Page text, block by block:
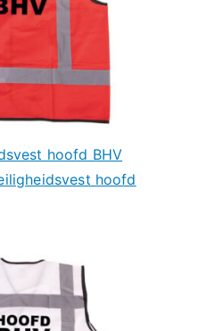
hoofd BHV
hoofd